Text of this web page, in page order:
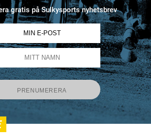
gratis på Sulkysports nyhetsbrev